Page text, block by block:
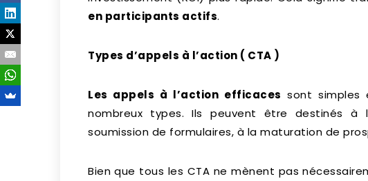
en participants actifs.
Types d’appels à l’action ( CTA )
Les appels à l’action efficaces sont simples
nombreux types. Ils peuvent être destinés
soumission de formulaires, à la maturation de
Bien que tous les CTA ne mènent pas